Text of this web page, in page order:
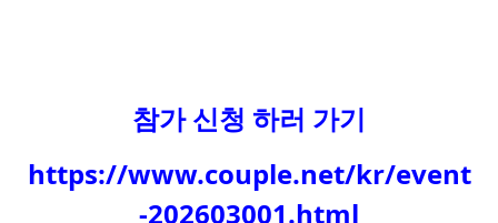
참가 신청 하러 가기
https://www.couple.net/kr/event
-202603001.html